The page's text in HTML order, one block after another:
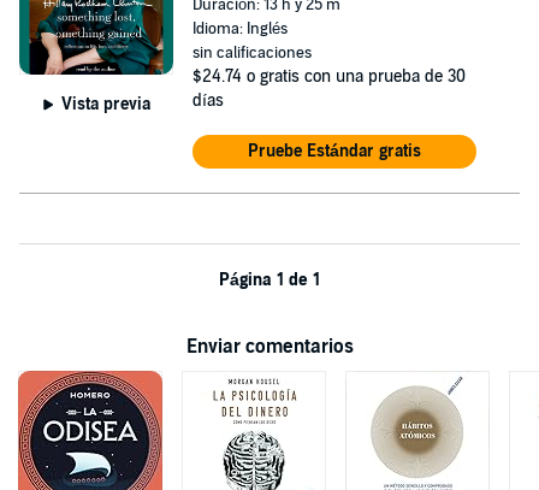
Vista previa
Duración: 13 h y 25 m
Idioma: Inglés
sin calificaciones
$24.74 o gratis con una prueba de 30
días
Pruebe Estándar gratis
Página 1 de 1
Enviar comentarios